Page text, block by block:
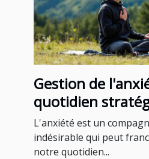
Gestion de
quotidien
et activités
L'anxiété est un
indésirable qui peut
notre quotidien...